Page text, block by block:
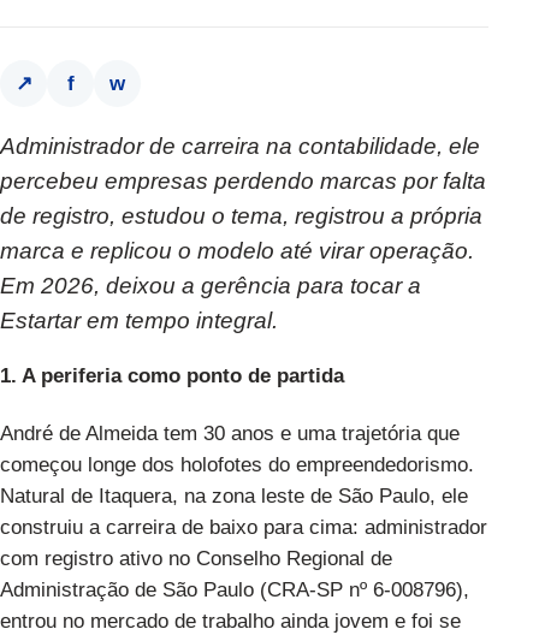
↗ f w
Administrador de carreira na contabilidade, ele
percebeu empresas perdendo marcas por falta
de registro, estudou o tema, registrou a própria
marca e replicou o modelo até virar operação.
Em 2026, deixou a gerência para tocar a
Estartar em tempo integral.
1. A periferia como ponto de partida
André de Almeida tem 30 anos e uma trajetória que
começou longe dos holofotes do empreendedorismo.
Natural de Itaquera, na zona leste de São Paulo, ele
construiu a carreira de baixo para cima: administrador
com registro ativo no Conselho Regional de
Administração de São Paulo (CRA-SP nº 6-008796),
entrou no mercado de trabalho ainda jovem e foi se